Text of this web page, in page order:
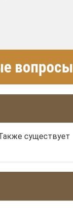
вопросы
существует